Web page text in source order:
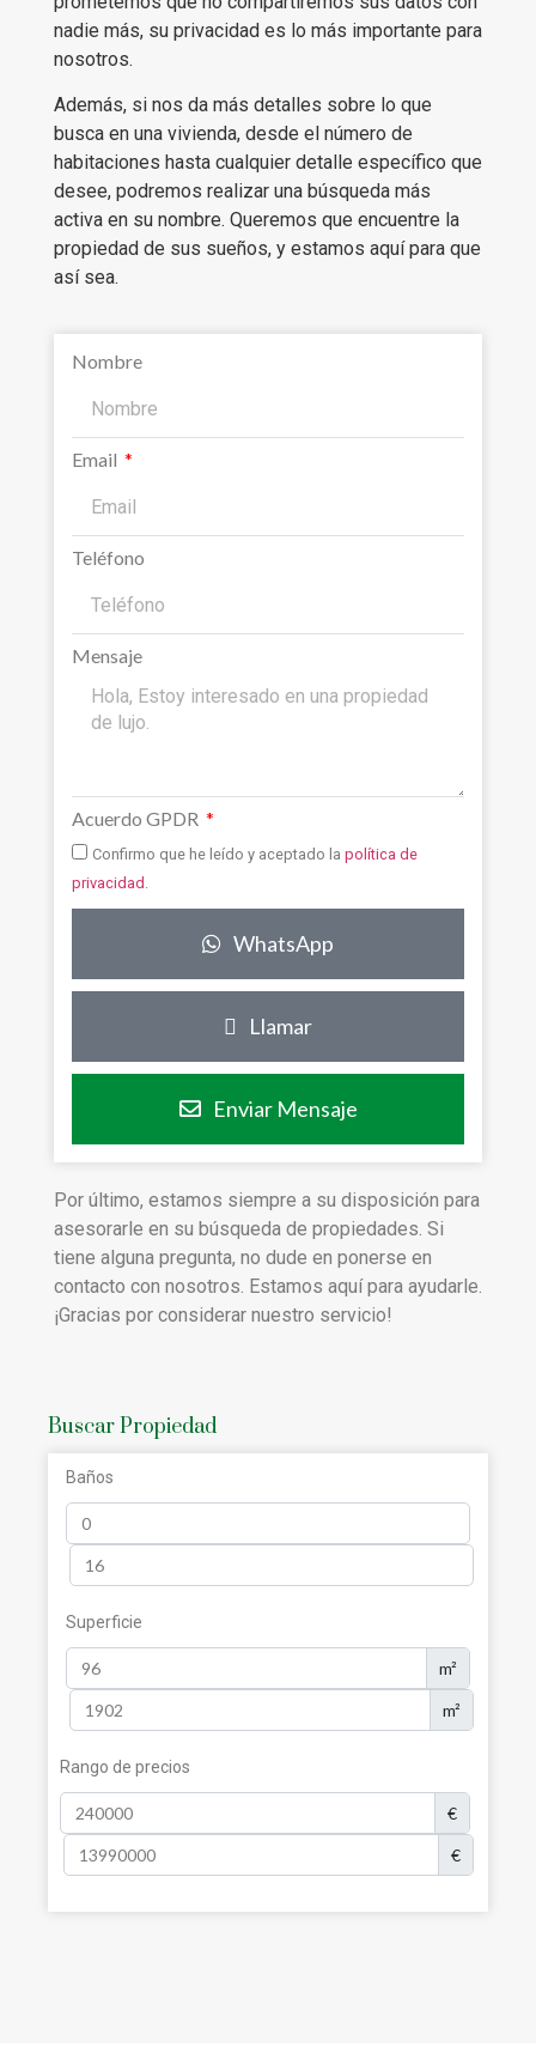
nadie más, su privacidad es lo más importante para
nosotros.
Además, si nos da más detalles sobre lo que
busca en una vivienda, desde el número de
habitaciones hasta cualquier detalle específico que
desee, podremos realizar una búsqueda más
activa en su nombre. Queremos que encuentre la
propiedad de sus sueños, y estamos aquí para que
así sea.
Nombre
Email
Teléfono
Mensaje
Acuerdo GPDR
Confirmo que he leído y aceptado la política de
privacidad .
WhatsApp
Llamar
Enviar Mensaje
Por último, estamos siempre a su disposición para
asesorarle en su búsqueda de propiedades. Si
tiene alguna pregunta, no dude en ponerse en
contacto con nosotros. Estamos aquí para ayudarle.
¡Gracias por considerar nuestro servicio!
Buscar Propiedad
Baños
Superficie
m²
m²
Rango de precios
€
€